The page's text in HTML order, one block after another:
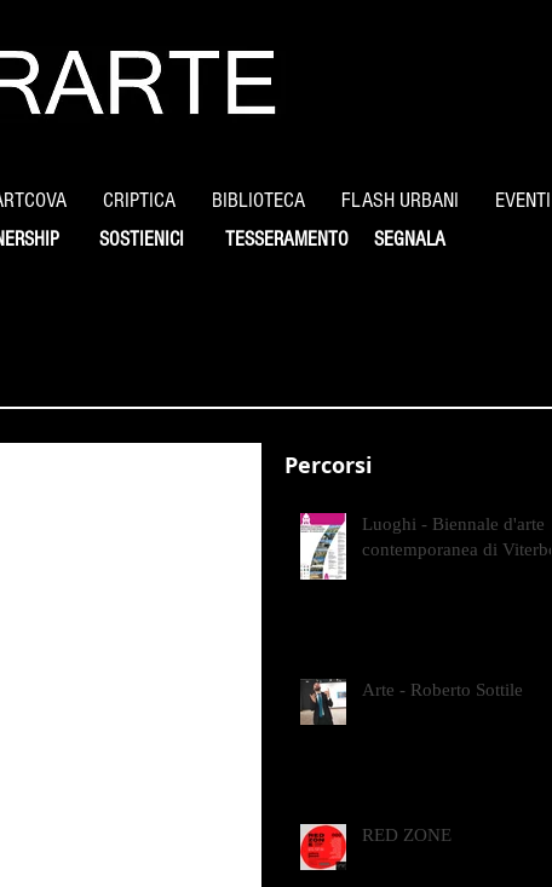
CRIPTICA BIBLIOTECA FLASH URBANI EVENTI
SOSTIENICI SEGNALA
TESSERAMENTO
Percorsi
Luoghi - Biennale d'arte
contemporanea di Viterbo
Arte - Roberto Sottile
RED ZONE